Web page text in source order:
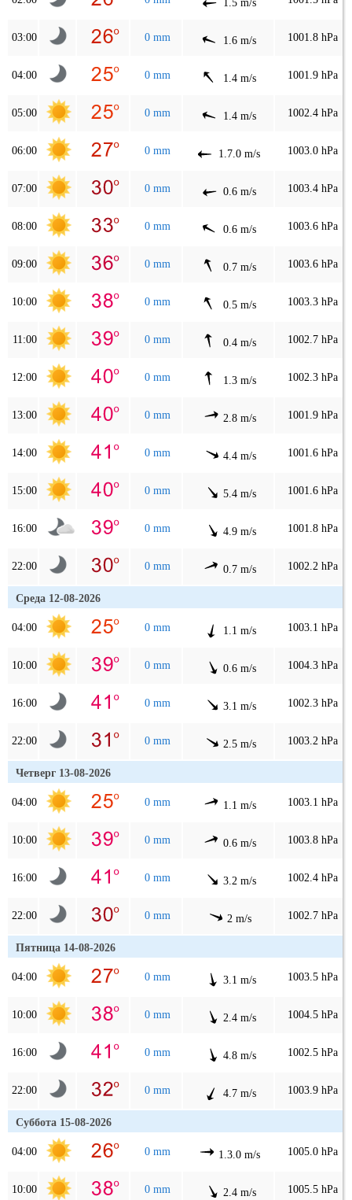
1.5 m/s
03:00 0 mm 1.6 m/s 1001.8 hPa
04:00 0 mm 1.4 m/s 1001.9 hPa
05:00 0 mm 1.4 m/s 1002.4 hPa
06:00 0 mm 1.7.0 m/s 1003.0 hPa
07:00 0 mm 0.6 m/s 1003.4 hPa
08:00 0 mm 0.6 m/s 1003.6 hPa
09:00 0 mm 0.7 m/s 1003.6 hPa
10:00 0 mm 0.5 m/s 1003.3 hPa
11:00 0 mm 0.4 m/s 1002.7 hPa
12:00 0 mm 1.3 m/s 1002.3 hPa
13:00 0 mm 2.8 m/s 1001.9 hPa
14:00 0 mm 4.4 m/s 1001.6 hPa
15:00 0 mm 5.4 m/s 1001.6 hPa
16:00 0 mm 4.9 m/s 1001.8 hPa
22:00 0 mm 0.7 m/s 1002.2 hPa
Среда 12-08-2026
04:00 0 mm 1.1 m/s 1003.1 hPa
10:00 0 mm 0.6 m/s 1004.3 hPa
16:00 0 mm 3.1 m/s 1002.3 hPa
22:00 0 mm 2.5 m/s 1003.2 hPa
Четверг 13-08-2026
04:00 0 mm 1.1 m/s 1003.1 hPa
10:00 0 mm 0.6 m/s 1003.8 hPa
16:00 0 mm 3.2 m/s 1002.4 hPa
22:00 0 mm 2 m/s 1002.7 hPa
Пятница 14-08-2026
04:00 0 mm 3.1 m/s 1003.5 hPa
10:00 0 mm 2.4 m/s 1004.5 hPa
16:00 0 mm 4.8 m/s 1002.5 hPa
22:00 0 mm 4.7 m/s 1003.9 hPa
Суббота 15-08-2026
04:00 0 mm 1.3.0 m/s 1005.0 hPa
10:00 0 mm 2.4 m/s 1005.5 hPa